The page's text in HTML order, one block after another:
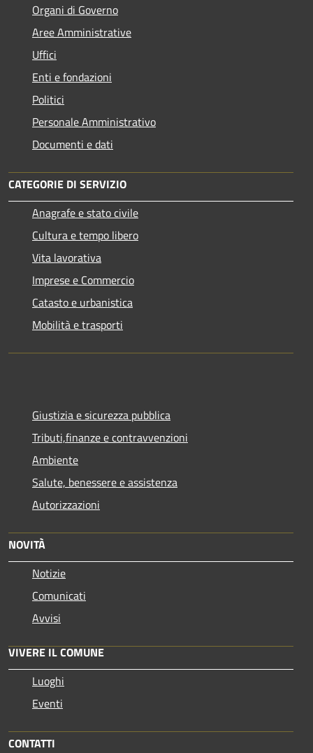
Organi di Governo
Aree Amministrative
Uffici
Enti e fondazioni
Politici
Personale Amministrativo
Documenti e dati
CATEGORIE DI SERVIZIO
Anagrafe e stato civile
Cultura e tempo libero
Vita lavorativa
Imprese e Commercio
Catasto e urbanistica
Mobilità e trasporti
Giustizia e sicurezza pubblica
Tributi,finanze e contravvenzioni
Ambiente
Salute, benessere e assistenza
Autorizzazioni
NOVITÀ
Notizie
Comunicati
Avvisi
VIVERE IL COMUNE
Luoghi
Eventi
CONTATTI